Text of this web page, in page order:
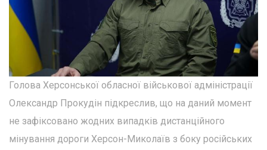
Голова Херсонської обласної військової адміністрації
Олександр Прокудін підкреслив, що на даний момент
не зафіксовано жодних випадків дистанційного
мінування дороги Херсон-Миколаїв з боку російських